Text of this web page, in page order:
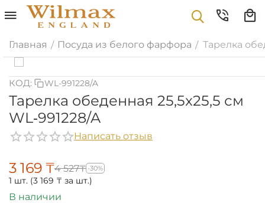
Главная / Посуда из белого фарфора / Тарелка
КОД: WL-991228/A
Тарелка обеденная 25,5x25,5 см
WL‑991228/A
Написать отзыв
3 169 ₸4 527₸ -30%
1 шт. (3 169 ₸ за шт.)
В наличии